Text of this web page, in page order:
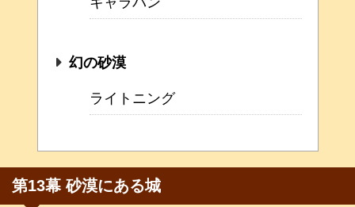
幻の砂漠
ライトニング
第13幕 砂漠にある城